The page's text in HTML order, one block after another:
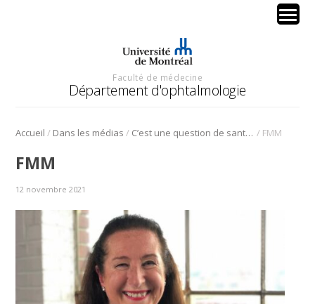
Faculté de médecine
Département d'ophtalmologie
Accueil / Dans les médias / C’est une question de santé: Les yeux / FMM
FMM
12 novembre 2021